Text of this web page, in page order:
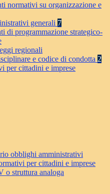
normativi su organizzazione e
generali 7
di programmazione strategico-
regionali
e codice di condotta 2
per cittadini e imprese
obblighi amministrativi
per cittadini e imprese
o struttura analoga